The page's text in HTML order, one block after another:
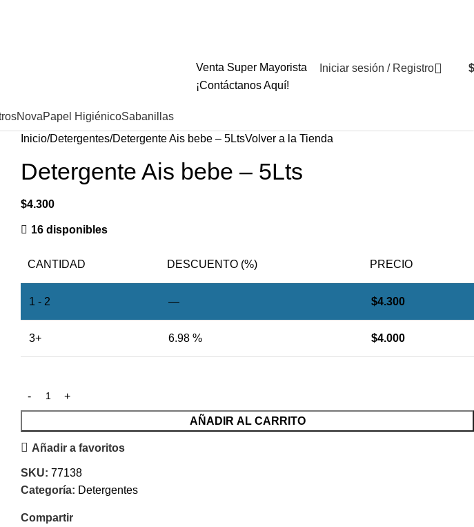
Venta Super Mayorista
¡Contáctanos Aquí!
Iniciar sesión / Registro $
NovaPapel HigiénicoSabanillas
Inicio Detergentes Detergente Ais bebe – 5LtsVolver a la Tienda
Detergente Ais bebe – 5Lts
$4.300
16 disponibles
CANTIDAD DESCUENTO (%) PRECIO
1 - 2 — $4.300
3+ 6.98 % $4.000
AÑADIR AL CARRITO
Añadir a favoritos
SKU: 77138
Categoría: Detergentes
Compartir